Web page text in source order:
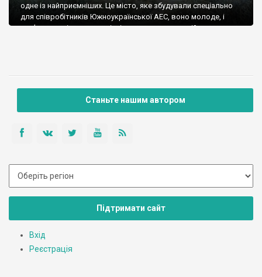
одне із найприємніших. Це місто, яке збудували спеціально
для співробітників Южноукраїнської АЕС, воно молоде, і
пам’яток архітектури в місті немає, але ми постійно
Станьте нашим автором
Підтримати сайт
Вхід
Реєстрація